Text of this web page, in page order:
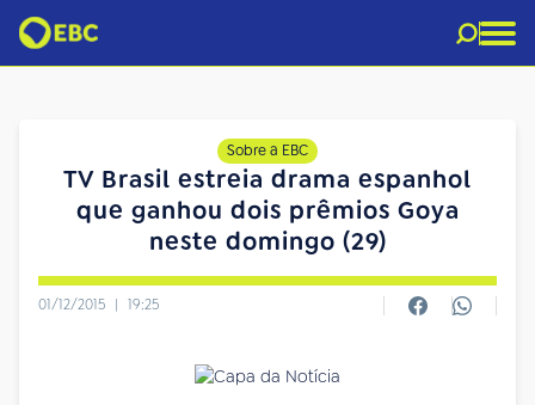
Sobre a EBC
TV Brasil estreia drama espanhol
que ganhou dois prêmios Goya
neste domingo (29)
01/12/2015 | 19:25